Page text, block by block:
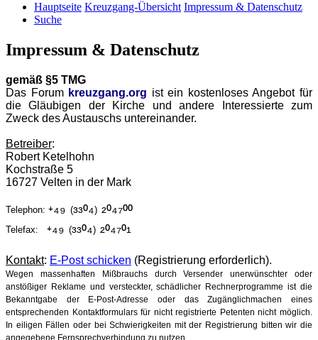
Hauptseite Kreuzgang-Übersicht Impressum & Datenschutz
Suche
Impressum & Datenschutz
gemäß §5 TMG
Das Forum kreuzgang.org ist ein kostenloses Angebot für
die Gläubigen der Kirche und andere Interessierte zum
Zweck des Austauschs untereinander.
Betreiber:
Robert Ketelhohn
Kochstraße 5
16727 Velten in der Mark
Telephon: ⁺⁴⁹ (³³⁰⁴) ²⁰⁴⁷⁰⁰
Telefax: ⁺⁴⁹ (³³⁰⁴) ²⁰⁴⁷⁰¹
Kontakt: E-Post schicken (Registrierung erforderlich).
Wegen massenhaften Mißbrauchs durch Versender unerwünschter oder
anstößiger Reklame und versteckter, schädlicher Rechnerprogramme ist die
Bekanntgabe der E-Post-Adresse oder das Zugänglichmachen eines
entsprechenden Kontaktformulars für nicht registrierte Petenten nicht möglich.
In eiligen Fällen oder bei Schwierigkeiten mit der Registrierung bitten wir die
angegebene Fernsprechverbindung zu nutzen.